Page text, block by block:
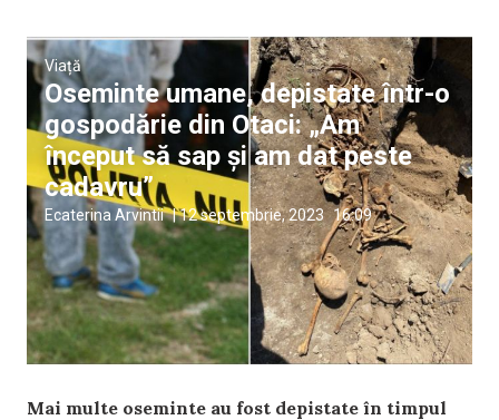
Viață
Oseminte umane, depistate într-o
gospodărie din Otaci: „Am
început să sap și am dat peste
cadavru”
Ecaterina Arvintii |12 septembrie, 2023 16:09
Mai multe oseminte au fost depistate în timpul